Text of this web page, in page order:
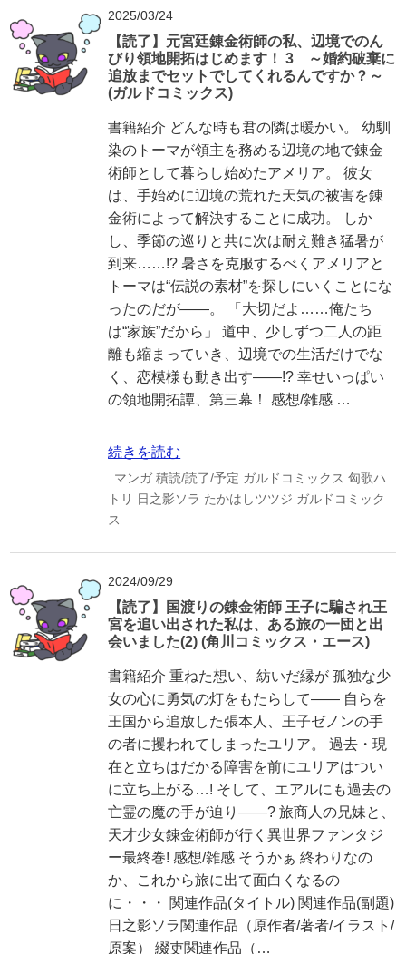
2025/03/24
【読了】元宮廷錬金術師の私、辺境でのん
びり領地開拓はじめます！ 3 ～婚約破棄に
追放までセットでしてくれるんですか？～
(ガルドコミックス)
書籍紹介 どんな時も君の隣は暖かい。 幼馴
染のトーマが領主を務める辺境の地で錬金
術師として暮らし始めたアメリア。 彼女
は、手始めに辺境の荒れた天気の被害を錬
金術によって解決することに成功。 しか
し、季節の巡りと共に次は耐え難き猛暑が
到来……!? 暑さを克服するべくアメリアと
トーマは“伝説の素材”を探しにいくことにな
ったのだが――。 「大切だよ……俺たち
は“家族”だから」 道中、少しずつ二人の距
離も縮まっていき、辺境での生活だけでな
く、恋模様も動き出す――!? 幸せいっぱい
の領地開拓譚、第三幕！ 感想/雑感 …
続きを読む
マンガ 積読/読了/予定 ガルドコミックス 匈歌ハ
トリ 日之影ソラ たかはしツツジ ガルドコミック
ス
2024/09/29
【読了】国渡りの錬金術師 王子に騙され王
宮を追い出された私は、ある旅の一団と出
会いました(2) (角川コミックス・エース)
書籍紹介 重ねた想い、紡いだ縁が 孤独な少
女の心に勇気の灯をもたらして―― 自らを
王国から追放した張本人、王子ゼノンの手
の者に攫われてしまったユリア。 過去・現
在と立ちはだかる障害を前にユリアはつい
に立ち上がる…! そして、エアルにも過去の
亡霊の魔の手が迫り――? 旅商人の兄妹と、
天才少女錬金術師が行く異世界ファンタジ
ー最終巻! 感想/雑感 そうかぁ 終わりなの
か、これから旅に出て面白くなるの
に・・・ 関連作品(タイトル) 関連作品(副題)
日之影ソラ関連作品（原作者/著者/イラスト/
原案） 綴吏関連作品（…